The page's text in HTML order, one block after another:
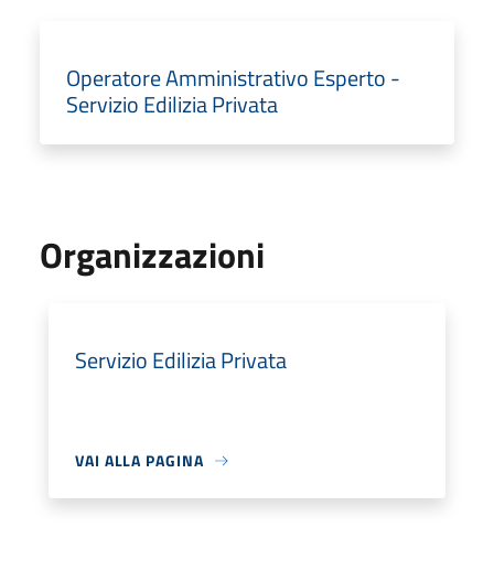
Operatore Amministrativo Esperto -
Servizio Edilizia Privata
Organizzazioni
Servizio Edilizia Privata
VAI ALLA PAGINA